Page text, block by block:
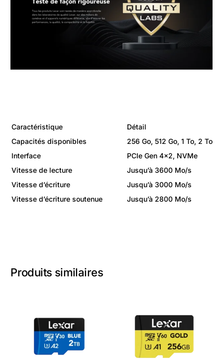
Caractéristique
Détail
Capacités disponibles
256 Go, 512 Go, 1 To, 2 To
Interface
PCIe Gen 4×2, NVMe
Vitesse de lecture
Jusqu’à 3600 Mo/s
Vitesse d’écriture
Jusqu’à 3000 Mo/s
Vitesse d’écriture soutenue
Jusqu’à 2800 Mo/s
Produits similaires